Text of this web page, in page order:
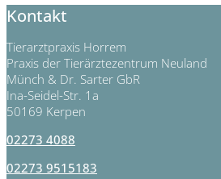
Kontakt
Tierarztpraxis Horrem
Praxis der Tierärztezentrum Neuland
Münch & Dr. Sarter GbR
Ina-Seidel-Str. 1a
50169 Kerpen
02273 4088
02273 9515183